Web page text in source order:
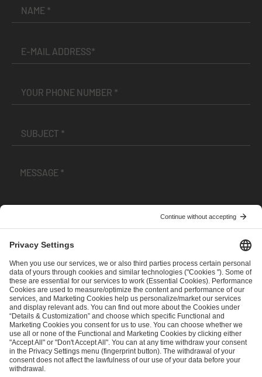
andPrivacy Policy
SEND MESSAGE